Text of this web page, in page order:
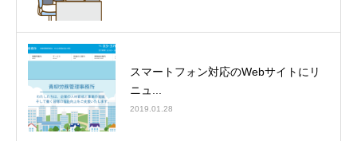
スマートフォン対応のWebサイトにリ
ニュ...
2019.01.28